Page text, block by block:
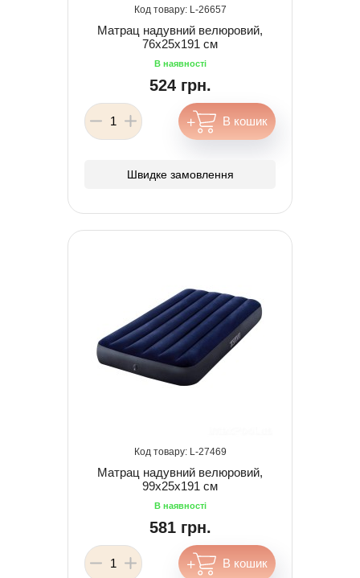
26657
Матрац надувний велюровий,
76х25х191 см
524 грн.
Швидке замовлення
27469
Матрац надувний велюровий,
99х25х191 см
581 грн.